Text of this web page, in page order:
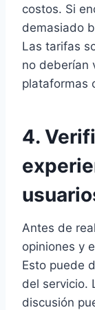
costos. Si
demasiado
Las tarifas
no deberían
plataformas
4.
Antes de
opiniones y
Esto puede
del servicio.
discusión